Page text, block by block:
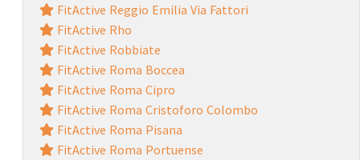
FitActive Reggio Emilia Via Fattori
FitActive Rho
FitActive Robbiate
FitActive Roma Boccea
FitActive Roma Cipro
FitActive Roma Cristoforo Colombo
FitActive Roma Pisana
FitActive Roma Portuense